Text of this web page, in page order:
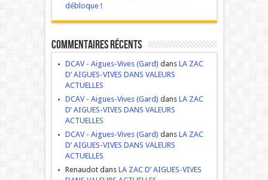
débloque !
Commentaires récents
DCAV - Aigues-Vives (Gard) dans LA ZAC
D’ AIGUES-VIVES DANS VALEURS
ACTUELLES
DCAV - Aigues-Vives (Gard) dans LA ZAC
D’ AIGUES-VIVES DANS VALEURS
ACTUELLES
DCAV - Aigues-Vives (Gard) dans LA ZAC
D’ AIGUES-VIVES DANS VALEURS
ACTUELLES
Renaudot dans LA ZAC D’ AIGUES-VIVES